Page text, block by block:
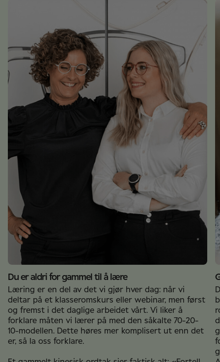
Du er aldri for gammel til å lære
Læring er en del av det vi gjør hver dag: når vi
deltar på et klasseromskurs eller webinar, men først
og fremst i det daglige arbeidet vårt. Vi liker å
forklare måten vi lærer på med den såkalte 70-20-
10-modellen. Dette høres mer komplisert ut enn det
er, så la oss forklare.